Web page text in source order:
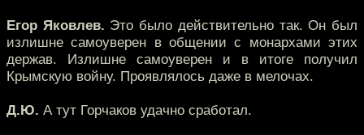
Егор Яковлев. Это было действительно так. Он был
излишне самоуверен в общении с монархами этих
держав. Излишне самоуверен и в итоге получил
Крымскую войну. Проявлялось даже в мелочах.
Д.Ю. А тут Горчаков удачно сработал.